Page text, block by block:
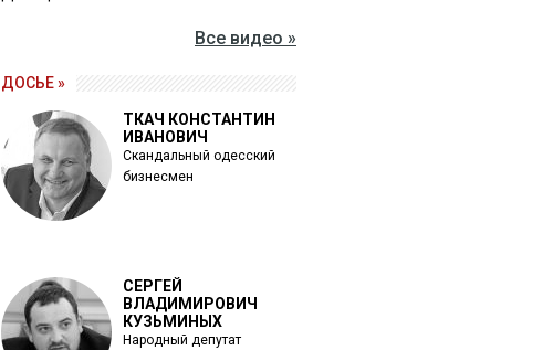
Все видео »
ДОСЬЕ »
ТКАЧ КОНСТАНТИН
ИВАНОВИЧ
Скандальный одесский
бизнесмен
СЕРГЕЙ
ВЛАДИМИРОВИЧ
КУЗЬМИНЫХ
Народный депутат